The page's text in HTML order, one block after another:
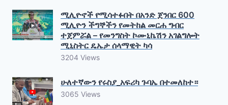
ሚሊዮኖች የሚሳተፉበት በአንድ ጀንበር 600
ሚሊዮን ችግኞችን የመትከል መርሐ ግብር
ተጀምሯል – የመንግስት ኮሙኒኬሽን አገልግሎት
ሚኒስትር ዴኤታ ሰላማዊት ካሳ
3204 Views
ሁለተኛውን የሩስያ_አፍሪካ ጉባኤ በተመለከተ።
3065 Views